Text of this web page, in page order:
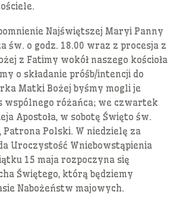
Najświętszej Maryi Panny
św. o godz. 18.00 wraz z procesja z
z Fatimy wokół naszego kościoła
o składanie próśb/intencji do
Matki Bożej byśmy mogli je
wspólnego różańca; we czwartek
Apostoła, w sobotę Święto św.
Patrona Polski. W niedzielę za
Uroczystość Wniebowstąpienia
15 maja rozpoczyna się
Świętego, którą będziemy
Nabożeństw majowych.